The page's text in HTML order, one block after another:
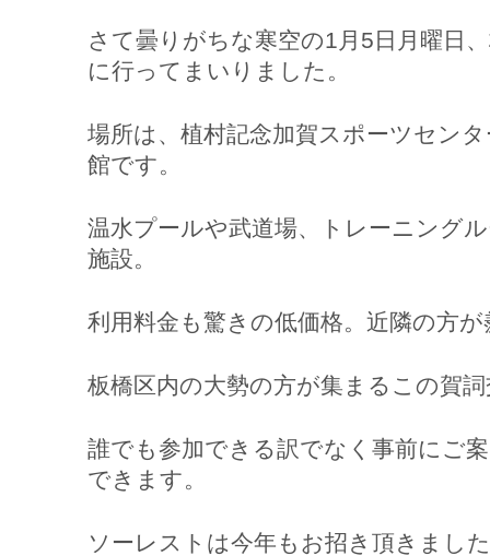
さて曇りがちな寒空の1月5日月曜日
に行ってまいりました。
場所は、植村記念加賀スポーツセン
館です。
温水プールや武道場、トレーニング
施設。
利用料金も驚きの低価格。近隣の方
板橋区内の大勢の方が集まるこの賀
誰でも参加できる訳でなく事前にご
できます。
ソーレストは今年もお招き頂きまし